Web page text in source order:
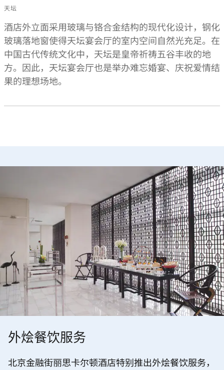
天坛
酒店外立面采用玻璃与铬合金结构的现代化设计，钢化
玻璃落地窗使得天坛宴会厅的室内空间自然光充足。在
中国古代传统文化中，天坛是皇帝祈祷五谷丰收的地
方。因此，天坛宴会厅也是举办难忘婚宴、庆祝爱情结
果的理想场地。
外烩餐饮服务
北京金融街丽思卡尔顿酒店特别推出外烩餐饮服务，